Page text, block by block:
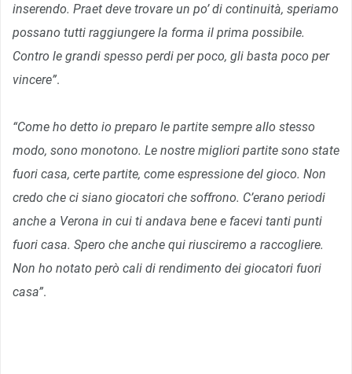
inserendo. Praet deve trovare un po’ di continuità, speriamo
possano tutti raggiungere la forma il prima possibile.
Contro le grandi spesso perdi per poco, gli basta poco per
vincere”.
“Come ho detto io preparo le partite sempre allo stesso
modo, sono monotono. Le nostre migliori partite sono state
fuori casa, certe partite, come espressione del gioco. Non
credo che ci siano giocatori che soffrono. C’erano periodi
anche a Verona in cui ti andava bene e facevi tanti punti
fuori casa. Spero che anche qui riusciremo a raccogliere.
Non ho notato però cali di rendimento dei giocatori fuori
casa”.